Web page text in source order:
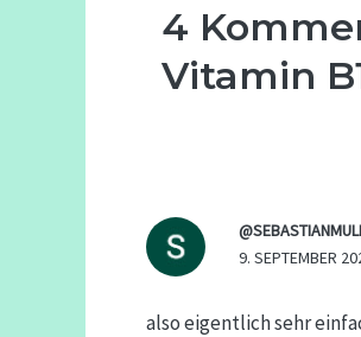
4
Vitamin
9. SEPTEMBER
also eigentlich sehr